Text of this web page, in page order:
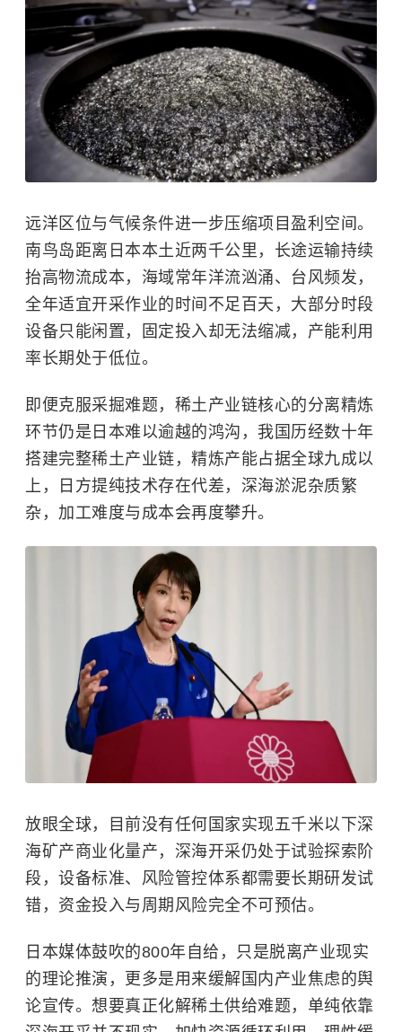
远洋区位与气候条件进一步压缩项目盈利空间。
南鸟岛距离日本本土近两千公里，长途运输持续
抬高物流成本，海域常年洋流汹涌、台风频发，
全年适宜开采作业的时间不足百天，大部分时段
设备只能闲置，固定投入却无法缩减，产能利用
率长期处于低位。
即便克服采掘难题，稀土产业链核心的分离精炼
环节仍是日本难以逾越的鸿沟，我国历经数十年
搭建完整稀土产业链，精炼产能占据全球九成以
上，日方提纯技术存在代差，深海淤泥杂质繁
杂，加工难度与成本会再度攀升。
放眼全球，目前没有任何国家实现五千米以下深
海矿产商业化量产，深海开采仍处于试验探索阶
段，设备标准、风险管控体系都需要长期研发试
错，资金投入与周期风险完全不可预估。
日本媒体鼓吹的800年自给，只是脱离产业现实
的理论推演，更多是用来缓解国内产业焦虑的舆
论宣传。想要真正化解稀土供给难题，单纯依靠